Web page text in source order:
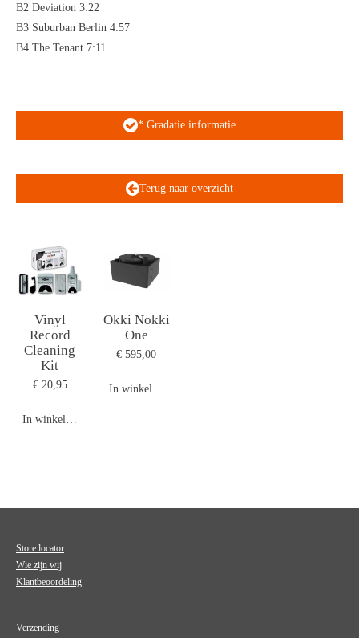
B2 Deviation 3:22
B3 Suburban Berlin 4:57
B4 The Tenant 7:11
* Gradatie informatie
Terug naar overzicht
Vinyl
Record
Cleaning
Kit
€ 20,95
In winkelwagen
Okki Nokki
One
€ 595,00
In winkelwagen
Store locator
Wie zijn wij
Klantbeoordeling
Verzending